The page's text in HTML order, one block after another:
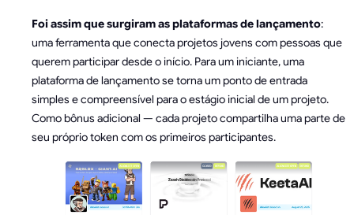
Foi assim que surgiram as plataformas de lançamento:
uma ferramenta que conecta projetos jovens com pessoas que
querem participar desde o início. Para um iniciante, uma
plataforma de lançamento se torna um ponto de entrada
simples e compreensível para o estágio inicial de um projeto.
Como bônus adicional — cada projeto compartilha uma parte de
seu próprio token com os primeiros participantes.